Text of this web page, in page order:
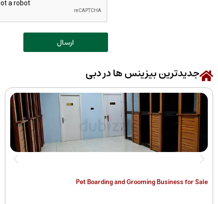
بیزینس ها در دبی
Pet Boarding and Grooming